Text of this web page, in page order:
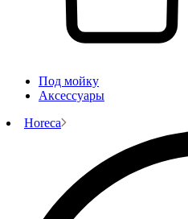
Под мойку
Аксессуары
Horeca